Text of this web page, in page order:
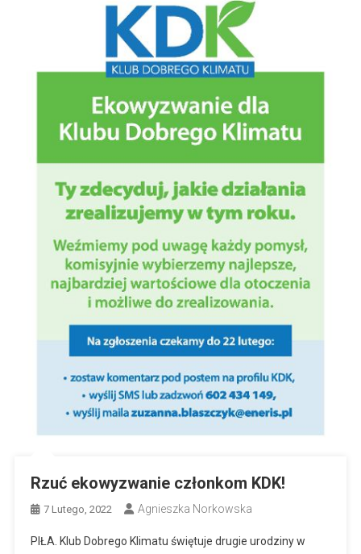
Rzuć ekowyzwanie członkom KDK!
7 Lutego, 2022 Agnieszka Norkowska
PIŁA. Klub Dobrego Klimatu świętuje drugie urodziny w